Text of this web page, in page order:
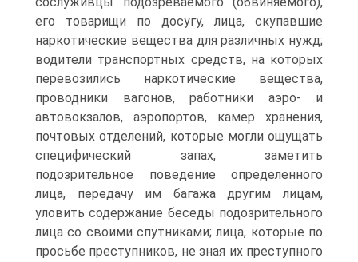
его товарищи по досугу, лица, скупавшие
наркотические вещества для различных нужд;
водители транспортных средств, на которых
перевозились наркотические вещества,
проводники вагонов, работники аэро- и
автовокзалов, аэропортов, камер хранения,
почтовых отделений, которые могли ощущать
специфический запах, заметить
подозрительное поведение определенного
лица, передачу им багажа другим лицам,
уловить содержание беседы подозрительного
лица со своими спутниками; лица, которые по
просьбе преступников, не зная их преступного